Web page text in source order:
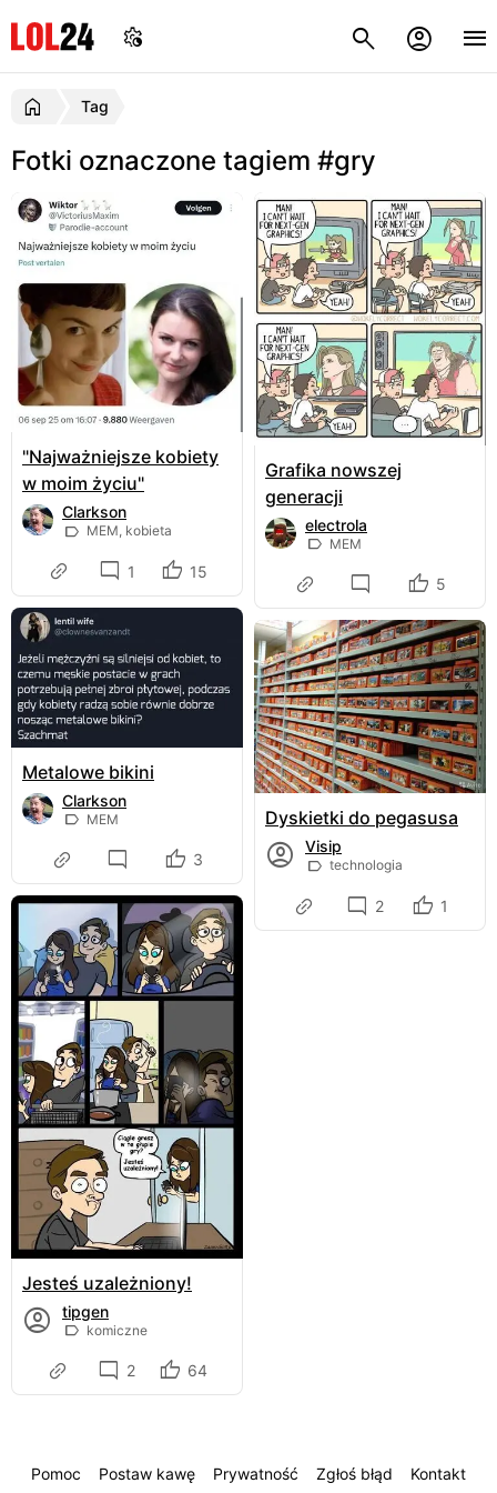
Tag
Fotki oznaczone tagiem #gry
"Najważniejsze kobiety
w moim życiu"
Clarkson
MEM, kobieta
1 15
Grafika nowszej
generacji
electrola
MEM
5
Metalowe bikini
Clarkson
MEM
3
Dyskietki do pegasusa
Visip
technologia
2 1
Jesteś uzależniony!
tipgen
komiczne
2 64
Pomoc Postaw kawę Prywatność Zgłoś błąd Kontakt